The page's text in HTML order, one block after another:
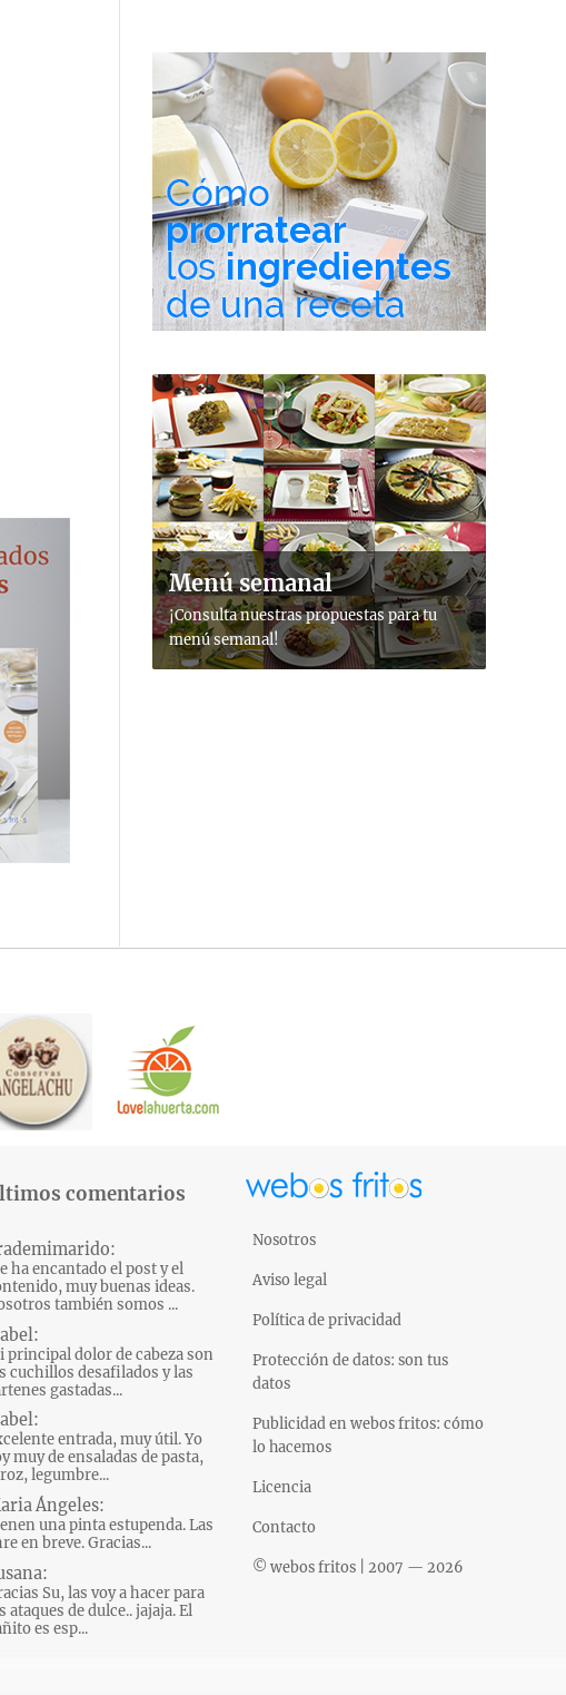
Menú semanal
¡Consulta nuestras propuestas para tu
menú semanal!
comentarios
ha encantado el post y el
muy buenas ideas.
también somos ...
principal dolor de cabeza son
cuchillos desafilados y las
gastadas...
entrada, muy útil. Yo
muy de ensaladas de pasta,
legumbre...
Ángeles:
una pinta estupenda. Las
en breve. Gracias...
Su, las voy a hacer para
ataques de dulce.. jajaja. El
es esp...
Nosotros
Aviso legal
Política de privacidad
Protección de datos: son tus
datos
Publicidad en webos fritos: cómo
lo hacemos
Licencia
Contacto
© webos fritos | 2007 — 2026